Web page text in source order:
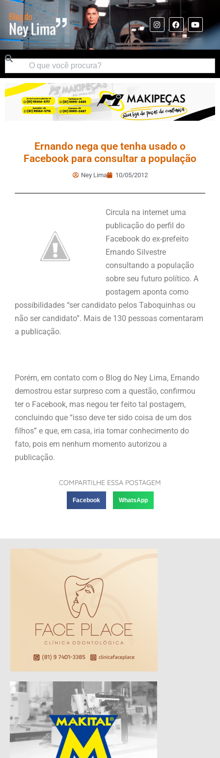
Ernando nega que tenha usado o
Facebook para consultar a população
Ney Lima 10/05/2012
Circula na internet uma
publicação do perfil do
Facebook do ex-prefeito
Ernando Silvestre
consultando a população
sobre seu futuro político. A
postagem aponta como
possibilidades “ser candidato pelos Taboquinhas ou
não ser candidato”. Mais de 130 pessoas comentaram
a publicação.
Porém, em contato com o Blog do Ney Lima, Ernando
demostrou estar surpreso com a questão, confirmou
ter o Facebook, mas negou ter feito tal postagem,
concluindo que “isso deve ter sido coisa de um dos
filhos” e que, em casa, iria tomar conhecimento do
fato, pois em nenhum momento autorizou a
publicação.
COMPARTILHE ESSA POSTAGEM
Facebook WhatsApp